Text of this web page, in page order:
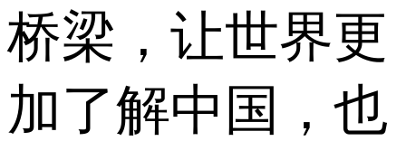
桥梁，让世界更
加了解中国，也